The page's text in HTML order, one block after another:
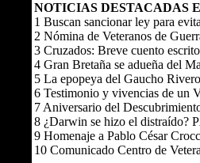
NOTICIAS DESTACADAS
1 Buscan sancionar ley para
2 Nómina de Veteranos de
3 Cruzados: Breve cuento
4 Gran Bretaña se adueña del
5 La epopeya del Gaucho
6 Testimonio y vivencias de un
7 Aniversario del
8 ¿Darwin se hizo el distraído?
9 Homenaje a Pablo César
10 Comunicado Centro de